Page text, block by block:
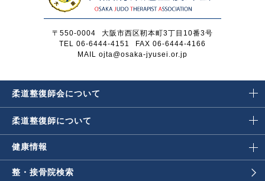
〒550-0004
大阪市西区靭本町3丁目10番3号
TEL 06-6444-4151
FAX 06-6444-4166
MAIL ojta@osaka-jyusei.or.jp
柔道整復師会について
柔道整復師について
健康情報
整・接骨院検索